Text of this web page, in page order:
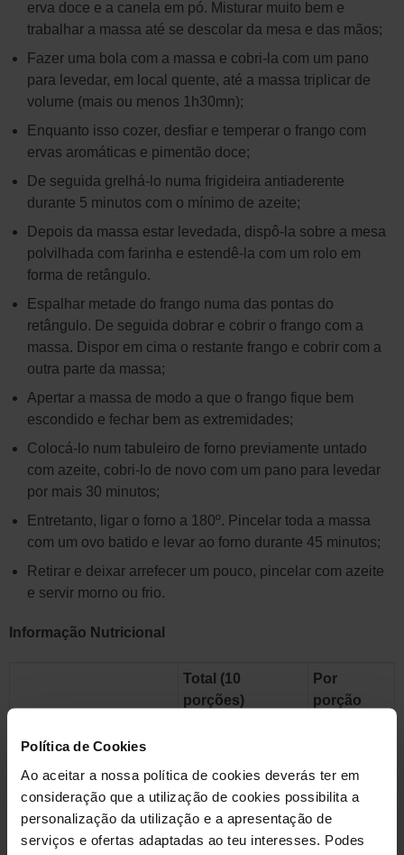
Política de Cookies
Ao aceitar a nossa política de cookies deverás ter em
consideração que a utilização de cookies possibilita a
personalização da utilização e a apresentação de
serviços e ofertas adaptadas ao teu interesses. Podes
erva doce e a canela em pó. Misturar muito bem e
trabalhar a massa até se descolar da mesa e das mãos;
Fazer uma bola com a massa e cobri-la com um pano
para levedar, em local quente, até a massa triplicar de
volume (mais ou menos 1h30mn);
Enquanto isso cozer, desfiar e temperar o frango com
ervas aromáticas e pimentão doce;
De seguida grelhá-lo numa frigideira antiaderente
durante 5 minutos com o mínimo de azeite;
Depois da massa estar levedada, dispô-la sobre a mesa
polvilhada com farinha e estendê-la com um rolo em
forma de retângulo.
Espalhar metade do frango numa das pontas do
retângulo. De seguida dobrar e cobrir o frango com a
massa. Dispor em cima o restante frango e cobrir com a
outra parte da massa;
Apertar a massa de modo a que o frango fique bem
escondido e fechar bem as extremidades;
Colocá-lo num tabuleiro de forno previamente untado
com azeite, cobri-lo de novo com um pano para levedar
por mais 30 minutos;
Entretanto, ligar o forno a 180º. Pincelar toda a massa
com um ovo batido e levar ao forno durante 45 minutos;
Retirar e deixar arrefecer um pouco, pincelar com azeite
e servir morno ou frio.
Informação Nutricional
Total (10
porções)
Por
porção
Calorias (Kcal)
Gordura (g) 56 7
Saturada (g) 11 1